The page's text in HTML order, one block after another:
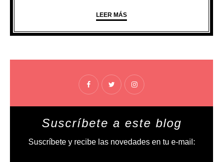
LEER MÁS
Suscríbete a este blog
Suscríbete y recibe las novedades en tu e-mail: